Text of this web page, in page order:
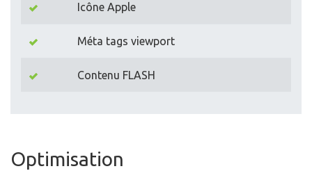
Icône Apple
Méta tags viewport
Contenu FLASH
Optimisation